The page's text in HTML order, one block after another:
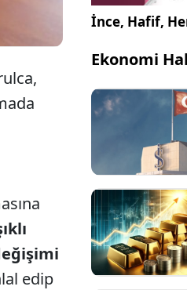
edip
İnce, Hafif,
Ekonomi